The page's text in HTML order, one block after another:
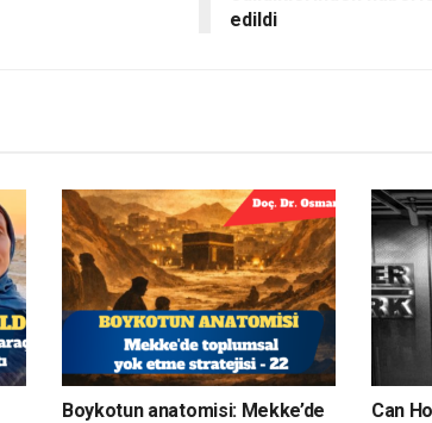
edildi
Boykotun anatomisi: Mekke’de
Can